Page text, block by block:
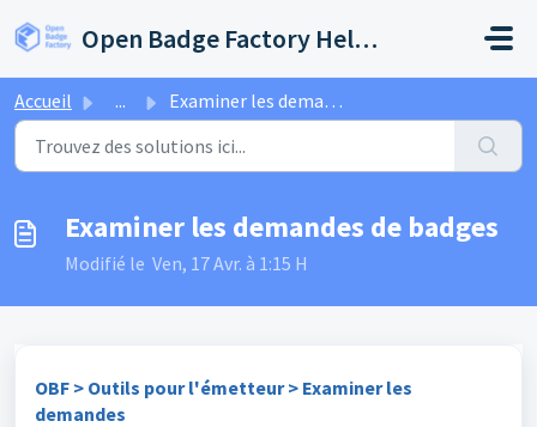
Open Badge Factory Help Center
Accueil ... Examiner les demandes de badges
Examiner les demandes de badges
Modifié le Ven, 17 Avr. à 1:15 H
OBF > Outils pour l'émetteur > Examiner les
demandes